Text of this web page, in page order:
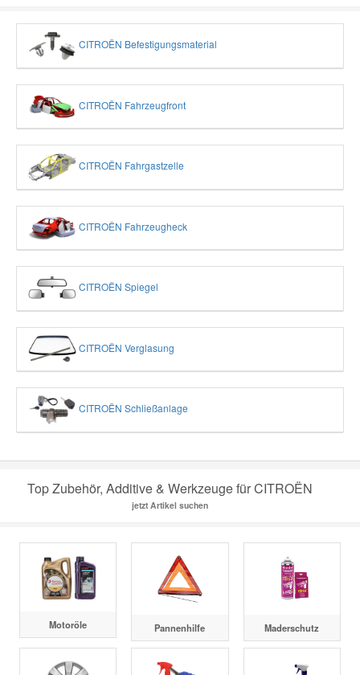
CITROËN Befestigungsmaterial
CITROËN Fahrzeugfront
CITROËN Fahrgastzelle
CITROËN Fahrzeugheck
CITROËN Spiegel
CITROËN Verglasung
CITROËN Schließanlage
Top Zubehör, Additive & Werkzeuge für CITROËN
jetzt Artikel suchen
Motoröle Pannenhilfe Maderschutz